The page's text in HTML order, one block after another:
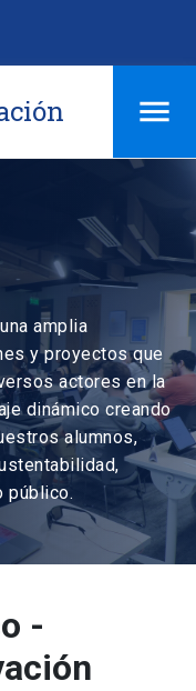
amplia
y proyectos que
actores en la
dinámico creando
alumnos,
público.
-